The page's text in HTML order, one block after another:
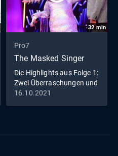
32min
Pro7
The Masked Singer
Die Highlights aus Folge 1:
Zwei Überraschungen und
eine feurig
16.10.2021